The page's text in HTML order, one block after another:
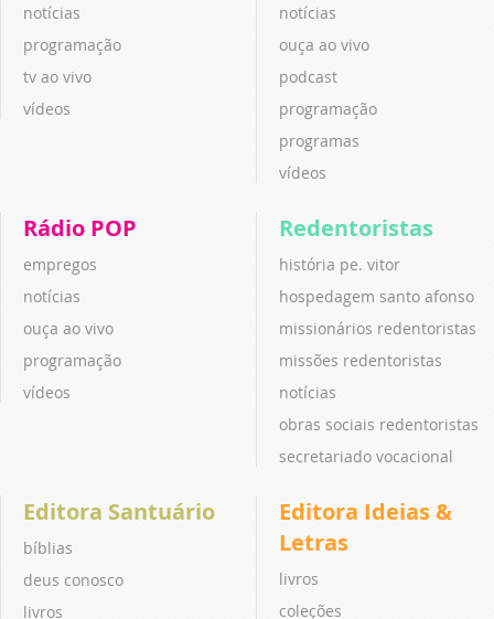
notícias
programação
tv ao vivo
vídeos
notícias
ouça ao vivo
podcast
programação
programas
vídeos
Rádio POP
empregos
notícias
ouça ao vivo
programação
vídeos
Redentoristas
história pe. vitor
hospedagem santo afonso
missionários redentoristas
missões redentoristas
notícias
obras sociais redentoristas
secretariado vocacional
Editora Santuário
bíblias
deus conosco
livros
Editora Ideias &
Letras
livros
coleções